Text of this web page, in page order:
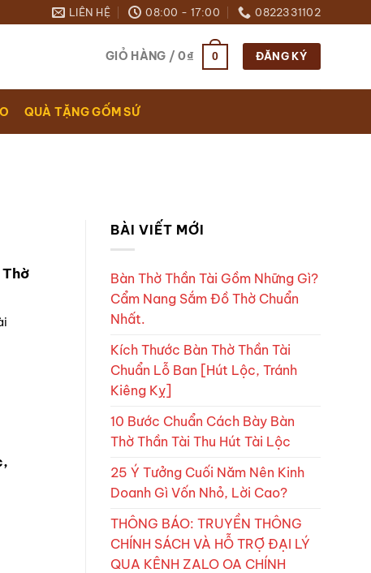
LIÊN HỆ 08:00 - 17:00 0822331102
GIỎ HÀNG /0₫ 0 ĐĂNG KÝ
QUÀ TẶNG GỐM SỨ
Thờ
BÀI VIẾT MỚI
Bàn Thờ Thần Tài Gồm Những Gì?
Cẩm Nang Sắm Đồ Thờ Chuẩn
Nhất.
Kích Thước Bàn Thờ Thần Tài
Chuẩn Lỗ Ban [Hút Lộc, Tránh
Kiêng Kỵ]
10 Bước Chuẩn Cách Bày Bàn
Thờ Thần Tài Thu Hút Tài Lộc
25 Ý Tưởng Cuối Năm Nên Kinh
Doanh Gì Vốn Nhỏ, Lời Cao?
THÔNG BÁO: TRUYỀN THÔNG
CHÍNH SÁCH VÀ HỖ TRỢ ĐẠI LÝ
QUA KÊNH ZALO OA CHÍNH